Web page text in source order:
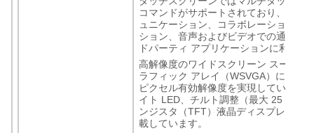
コマンドがサポートされており、連絡
ュニケーション、コラボレーション用
ション、音声およびビデオでの通話、
ドパーティ アプリケーションに利用で
高解像度のワイドスクリーン スーパー
ラフィック アレイ（WSVGA）により
ピクセル有効解像度を実現しています
イト LED、チルト調整（最大 25 度）
ンジスタ（TFT）液晶ディスプレイ（
載しています。